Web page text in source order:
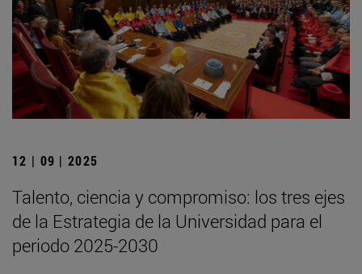
12 | 09 | 2025
Talento, ciencia y compromiso: los tres ejes
de la Estrategia de la Universidad para el
periodo 2025-2030